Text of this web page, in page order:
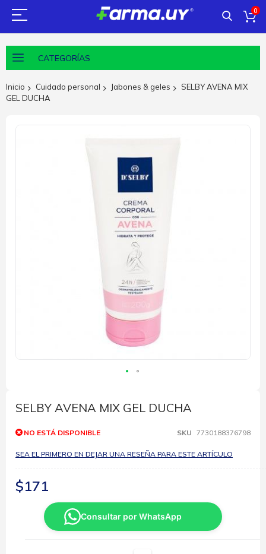
0
CATEGORÍAS
Inicio Cuidado personal Jabones & geles
SELBY AVENA MIX
GEL DUCHA
comienzo
de
galería
imágenes
SELBY AVENA MIX GEL DUCHA
NO ESTÁ DISPONIBLE SKU 7730188376798
SEA EL PRIMERO EN DEJAR UNA RESEÑA PARA ESTE ARTÍCULO
$171
Consultar por WhatsApp